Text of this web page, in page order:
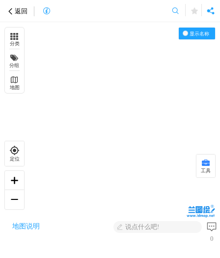
返回
地图说明
说点什么吧!
0
显示名称
分类
分组
地图
定位
工具